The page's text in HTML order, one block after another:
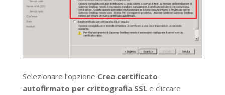
Selezionare l’opzione Crea certificato
autofirmato per crittografia SSLe cliccare